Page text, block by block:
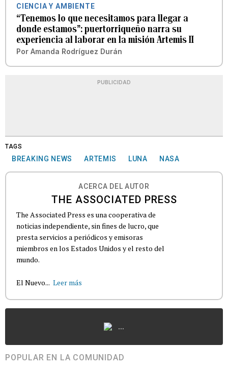
CIENCIA Y AMBIENTE
“Tenemos lo que necesitamos para llegar a
donde estamos”: puertorriqueño narra su
experiencia al laborar en la misión Artemis II
Por Amanda Rodríguez Durán
PUBLICIDAD
TAGS
BREAKING NEWS ARTEMIS LUNA NASA
ACERCA DEL AUTOR
THE ASSOCIATED PRESS
The Associated Press es una cooperativa de
noticias independiente, sin fines de lucro, que
presta servicios a periódicos y emisoras
miembros en los Estados Unidos y el resto del
mundo.
El Nuevo... Leer más
...
POPULAR EN LA COMUNIDAD